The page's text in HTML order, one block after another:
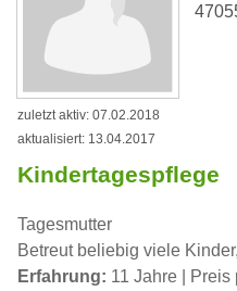
zuletzt aktiv: 07.02.2018
aktualisiert: 13.04.2017
Kindertagespflege
Tagesmutter
Betreut beliebig viele
Erfahrung: 11 Jahre | Preis